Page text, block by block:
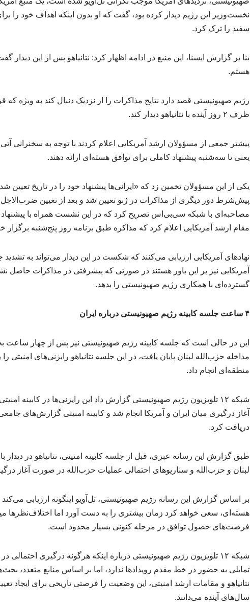
نخست‌وزیر این رژیم دیدار کرده بود، گفت که او بدون اینکه اهداف خود را
سفید را ترک کرد.
بنا بر گزارش ایسنا، این منبع در ادامه اظهار کرد: نتانیاهو پس از این دیدار
هستم.
رژیم صهیونیستی قصد دارد نتایج مذاکرات را از نزدیک دنبال کند به ویژه که
ظرف ۲ روز آینده با نتانیاهو دیدار کند.
یعنی تا سه‌شنبه پیشنهاد کاملی برای توافق هسته‌ای ارائه دهند.
یکی از این مسؤولان تخمین زد که «ایرانی‌ها پیشنهاد خود را در تاریخ تعیین
پیش‌شرط دور دیگری از مذاکرات در ژنو تعیین شد و بعد از تعیین
مصاحبه‌ای با شبکه سی‌بی‌اس تصریح کرد که در این نشست همراه با
مقام ارشد آمریکایی اعلام کرد که مذاکره طبق برنامه روز پنج‌شنبه برگزار
نهادهای آمریکایی ارزیابی می‌کنند که شکست در این دیدار می‌تواند به
آمریکایی نیز بر این باور هستند در صورتی که پیشرفتی در مذاکرات حاصل
گسترده‌ای با همکاری رژیم صهیونیستی را بدهد.
۴ ساعت جلسه کابینه رژیم صهیونیستی درباره ایران
این در حالی است که جلسه کابینه رژیم صهیونیستی نیز پس از چهار ساعت
مداخله حزب‌الله لبنان پایان یافت، در این جلسه نتانیاهو رایزنی‌های امنیتی
منطقه‌ای انجام داد.
شبکه ۱۲ تلویزیون رژیم صهیونیستی گزارش داد این رایزنی‌ها در کابینه
آغاز درگیری میان ایران و آمریکا انجام شد و کابینه امنیتی گزارش‌های
دریافت کرد.
طبق گزارش این رسانه عبری، قبل از جلسه کابینه امنیتی، نتانیاهو در
لبنان و حزب‌الله و سناریوهای احتمالی عملیات حزب‌الله در صورت آغاز
بر اساس گزارش این رسانه رژیم صهیونیستی، تل‌آویو اینگونه ارزیابی می‌کند
هسته‌ای، سعی خواهد کرد زمان بیشتری را به دست آورد اما اختلاف‌نظرها
فرصت‌های حصول توافق در مرحله کنونی بسیار محدود است.
شبکه ۱۲ تلویزیون رژیم صهیونیستی درباره اینکه هرگونه درگیری
تمایلی به حضور در خط مقدم رویدادها ندارد، اما بر اساس منابع متعدد،
نتانیاهو و مقامات ارشد امنیتی، این وضعیت را فرصتی تاریخی برای ایجاد
سال‌های آینده می‌دانند.